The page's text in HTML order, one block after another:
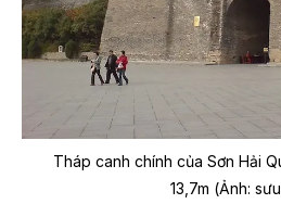
Tháp canh chính của Sơn Hải
13,7m (Ảnh: